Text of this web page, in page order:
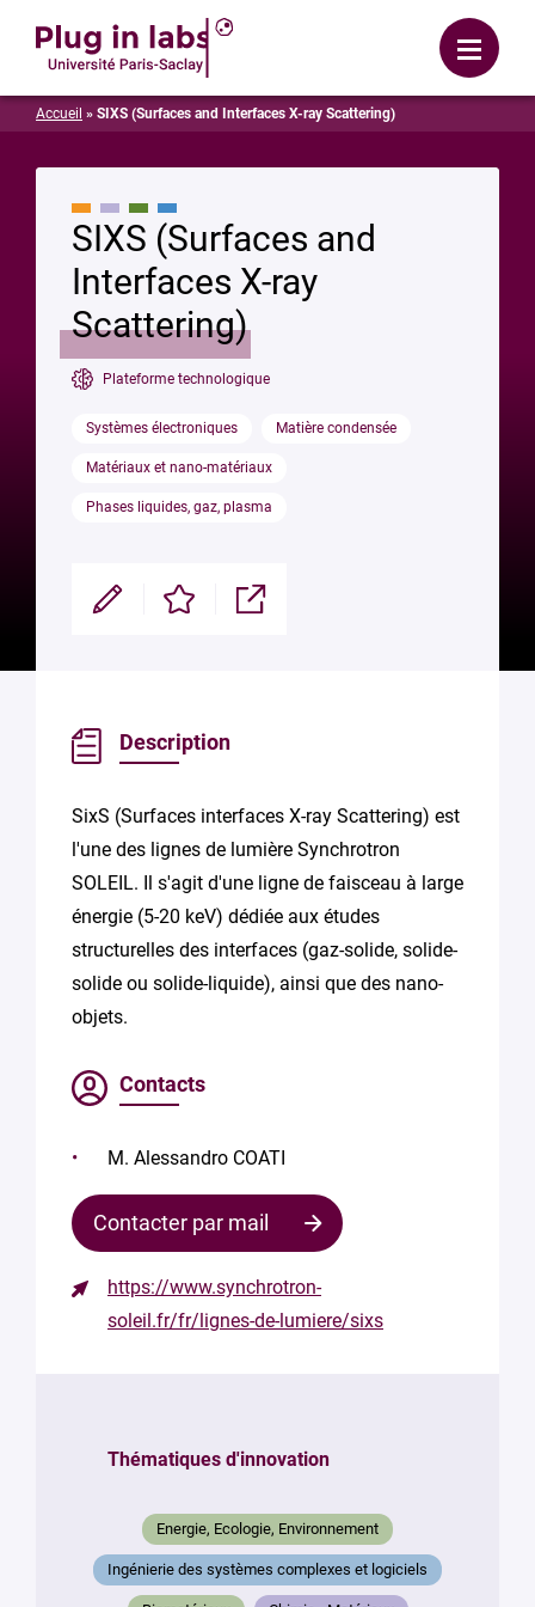
Menu
Accueil » SIXS (Surfaces and Interfaces X-ray Scattering)
SIXS (Surfaces and
Interfaces X-ray
Scattering)
Plateforme technologique
Systèmes électroniques Matière condensée
Matériaux et nano-matériaux
Phases liquides, gaz, plasma
Modifier Enregistrer Partager
Description
SixS (Surfaces interfaces X-ray Scattering) est
l'une des lignes de lumière Synchrotron
SOLEIL. Il s'agit d'une ligne de faisceau à large
énergie (5-20 keV) dédiée aux études
structurelles des interfaces (gaz-solide, solide-
solide ou solide-liquide), ainsi que des nano-
objets.
Contacts
M. Alessandro COATI
Contacter par mail
Contacter
mail
Votre
message
*
https://www.synchrotron-
soleil.fr/fr/lignes-de-lumiere/sixs
Thématiques d'innovation
Energie, Ecologie, Environnement
Ingénierie des systèmes complexes et logiciels